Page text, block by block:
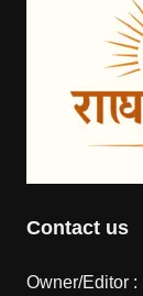
Contact us
Owner/Editor :